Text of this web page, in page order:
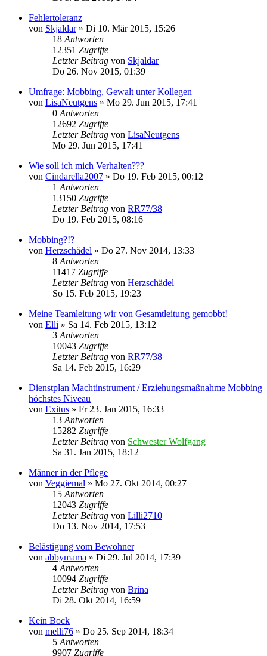
Fehlertoleranz
von Skjaldar» Di 10. Mär 2015, 15:26
18 Antworten
12351 Zugriffe
Letzter Beitrag von Skjaldar
Do 26. Nov 2015, 01:39
Umfrage: Mobbing, Gewalt unter Kollegen
von LisaNeutgens » Mo 29. Jun 2015, 17:41
0 Antworten
12692 Zugriffe
Letzter Beitrag von LisaNeutgens
Mo 29. Jun 2015, 17:41
Wie soll ich mich Verhalten???
von Cindarella2007 » Do 19. Feb 2015, 00:12
1 Antworten
13150 Zugriffe
Letzter Beitrag von RR77/38
Do 19. Feb 2015, 08:16
Mobbing?!?
von Herzschädel » Do 27. Nov 2014, 13:33
8 Antworten
11417 Zugriffe
Letzter Beitrag von Herzschädel
So 15. Feb 2015, 19:23
Meine Teamleitung wir von Gesamtleitung gemobbt!
von Elli » Sa 14. Feb 2015, 13:12
3 Antworten
10043 Zugriffe
Letzter Beitrag von RR77/38
Sa 14. Feb 2015, 16:29
Dienstplan Machtinstrument / Erziehungsmaßnahme Mobbing
höchstes Niveau
von Exitus » Fr 23. Jan 2015, 16:33
13 Antworten
15282 Zugriffe
Letzter Beitrag von Schwester Wolfgang
Sa 31. Jan 2015, 18:12
Männer in der Pflege
von Veggiemal » Mo 27. Okt 2014, 00:27
15 Antworten
12043 Zugriffe
Letzter Beitrag von Lilli2710
Do 13. Nov 2014, 17:53
Belästigung vom Bewohner
von abbymama » Di 29. Jul 2014, 17:39
4 Antworten
10094 Zugriffe
Letzter Beitrag von Brina
Di 28. Okt 2014, 16:59
Kein Bock
von melli76 » Do 25. Sep 2014, 18:34
5 Antworten
9907 Zugriffe